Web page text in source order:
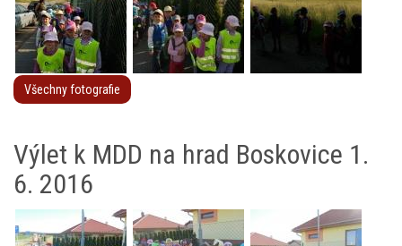
Všechny fotografie
Výlet k MDD na hrad Boskovice 1.
6. 2016